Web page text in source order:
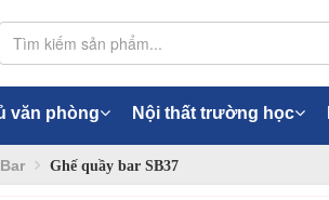
văn phòng Nội thất trường học
Ghế quầy bar SB37